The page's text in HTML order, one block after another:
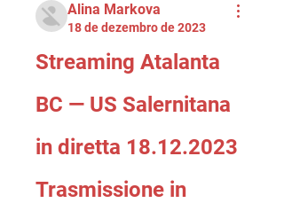
Alina Markova
18 de dezembro de 2023
Streaming Atalanta
BC — US Salernitana
in diretta 18.12.2023
Trasmissione in